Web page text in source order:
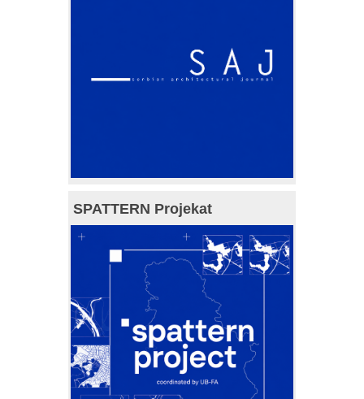
SPATTERN Projekat